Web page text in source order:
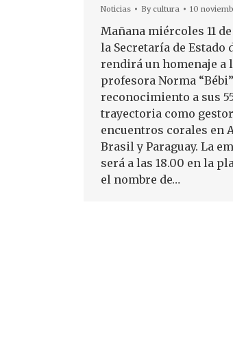
Noticias Bycultura 10
Mañana miércoles 11
la Secretaría de Estado
rendirá un homenaje a
profesora Norma
reconocimiento a sus
trayectoria como
encuentros corales en
Brasil y Paraguay. La
será a las 18.00 en la
el nombre de…